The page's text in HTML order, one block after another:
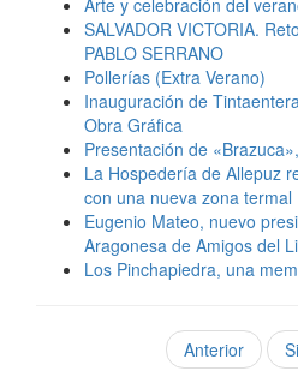
SALVADOR VICTORIA.
PABLO SERRANO
Pollerías (Extra Verano)
Inauguración de
Obra Gráfica
Presentación de
La Hospedería de Allepuz
con una nueva zona termal
Eugenio Mateo, nuevo
Aragonesa de Amigos del
Los Pinchapiedra, una
Anterior